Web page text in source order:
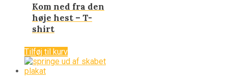
Kom ned fra den
høje hest – T-
shirt
199DKK
Tilføj til kurv